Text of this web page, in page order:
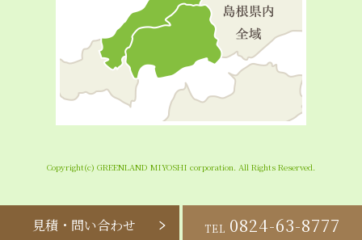
Copyright(c) GREENLAND MIYOSHI corporation. All Rights Reserved.
見積・問い合わせ TEL 0824-63-8777